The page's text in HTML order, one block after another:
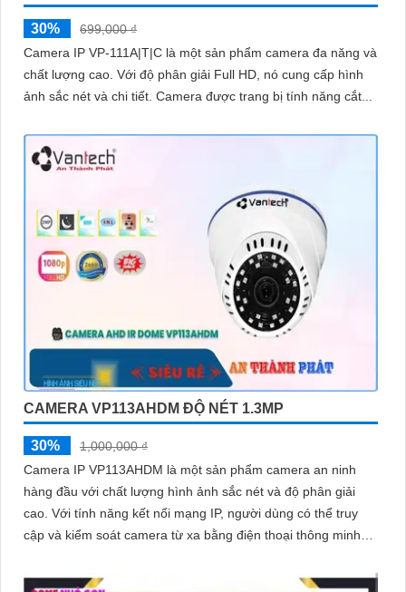
30%
699,000 ₫
Camera IP VP-111A|T|C là một sản phẩm camera đa năng và
chất lượng cao. Với độ phân giải Full HD, nó cung cấp hình
ảnh sắc nét và chi tiết. Camera được trang bị tính năng cắt...
CAMERA VP113AHDM ĐỘ NÉT 1.3MP
30%
1,000,000 ₫
Camera IP VP113AHDM là một sản phẩm camera an ninh
hàng đầu với chất lượng hình ảnh sắc nét và độ phân giải
cao. Với tính năng kết nối mạng IP, người dùng có thể truy
cập và kiểm soát camera từ xa bằng điện thoại thông minh